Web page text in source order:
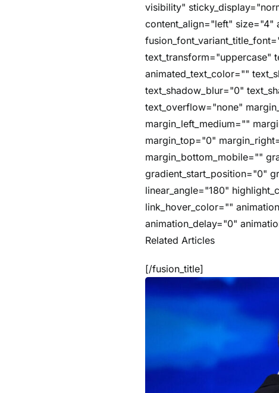
visibility"
content_align="left" size="4"
text_transform="uppercase"
animated_text_color=""
text_shadow_blur="0"
text_overflow="none"
margin_left_medium=""
margin_top="0"
margin_bottom_mobile=""
gradient_start_position="0"
linear_angle="180"
link_hover_color=""
animation_delay="0"
Related Articles
[/fusion_title]